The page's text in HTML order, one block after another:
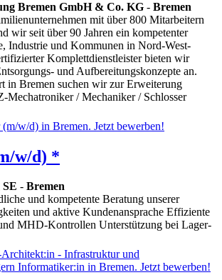
Bremen GmbH & Co. KG - Bremen
mit über 800 Mitarbeitern
wir seit über 90 Jahren ein kompetenter
Industrie und Kommunen in Nord-West-
Komplettdienstleister bieten wir
und Aufbereitungskonzepte an.
in Bremen suchen wir zur Erweiterung
Mechatroniker / Mechaniker / Schlosser
w/d) *
- Bremen
und kompetente Beratung unserer
und aktive Kundenansprache Effiziente
MHD-Kontrollen Unterstützung bei Lager-